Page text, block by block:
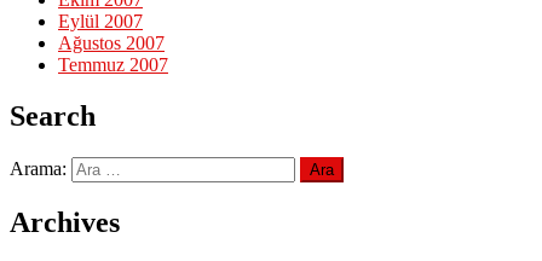
Eylül 2007
Ağustos 2007
Temmuz 2007
Search
Arama:
Archives